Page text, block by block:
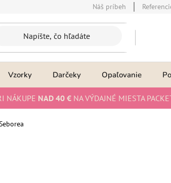
Náš príbeh
Vzorky Darčeky Opaľovanie
NÁKUPE NAD 40 € NA VÝDAJNÉ MIESTA